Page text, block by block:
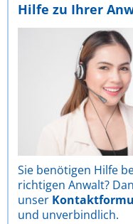
Hilfe zu Ihrer
Sie benötigen Hilfe
richtigen Anwalt?
unser
und unverbindlich.